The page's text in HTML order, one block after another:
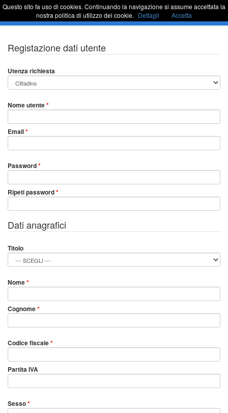
Passa
barra
Sportello Unico
Registazione dati utente
Utenza richiesta
Nome utente*
Email*
Password*
Ripeti password*
Dati anagrafici
Titolo
Nome*
Cognome*
Codice fiscale*
Partita IVA
Sesso*
Questo sito fa uso di cookies. Continuando la navigazione si assume accettata la
nostra politica di utilizzo dei cookie. Dettagli Accetta